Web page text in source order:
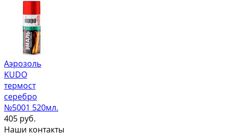
Аэрозоль
KUDO
термост
серебро
№5001 520мл.
405 руб.
Наши контакты